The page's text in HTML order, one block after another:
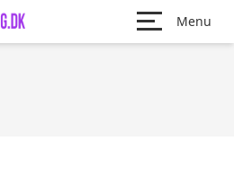
Menu